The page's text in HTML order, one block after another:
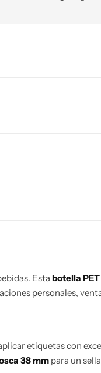
Esta botella
personales,
etiquetas con
38 mm para un